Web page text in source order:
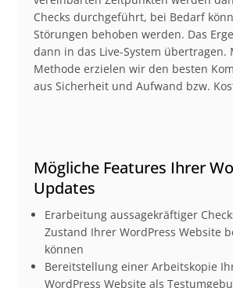
Checks durchgeführt, bei Bedarf
Störungen behoben werden. Das
dann in das Live-System übertragen.
Methode erzielen wir den besten
aus Sicherheit und Aufwand bzw.
Mögliche Features Ihrer
Updates
Erarbeitung aussagekräftiger
Zustand Ihrer WordPress Website
können
Bereitstellung einer Arbeitskopie
WordPress Website als